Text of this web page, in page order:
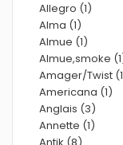
Allegro (1)
Alma (1)
Almue (1)
Almue,smoke
Amager/Twist
Americana (1)
Anglais (3)
Annette (1)